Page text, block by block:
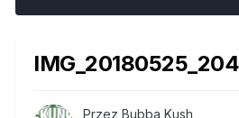
Przez Bubba Kush